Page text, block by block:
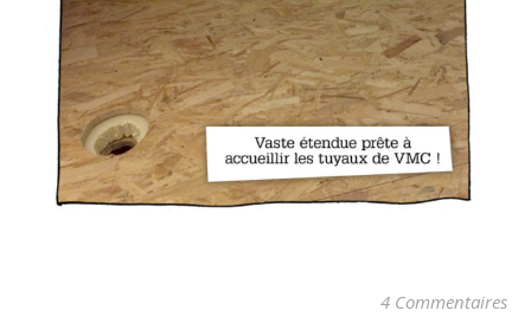
4 Commentaires